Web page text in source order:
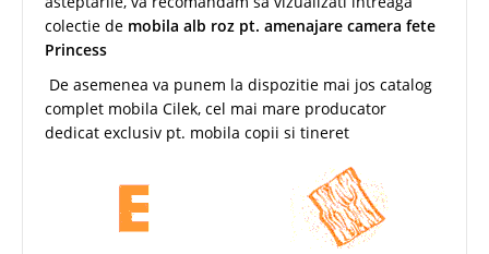
colectie de mobila alb roz pt. amenajare camera fete
Princess
De asemenea va punem la dispozitie mai jos catalog
complet mobila Cilek, cel mai mare producator
dedicat exclusiv pt. mobila copii si tineret